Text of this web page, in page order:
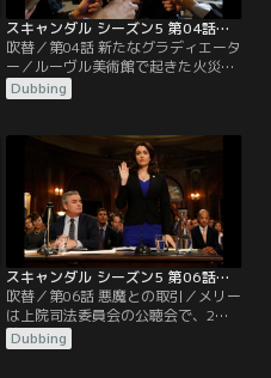
スキャンダル シーズン5 第04話／吹替
吹替／第04話 新たなグラディエータ
ー／ルーヴル美術館で起きた火災は
ローワンが「ラザラス・ワン作戦」
を始動させたためだと考えるジェイ
かう。一方、オリヴィアは大統領を
誘惑した悪女としてマスコミのバッ
シングの的になる。クインから事務
所入りを打診されていた以前の依頼
人マーカス・ウォーターは…。
Dubbing
スキャンダル シーズン5 第06話／吹替
吹替／第06話 悪魔との取引／メリー
は上院司法委員会の公聴会で、2年
前にホワイトハウスの職員だったジ
ニーン・ロックにお金を払ってグラ
Dubbing